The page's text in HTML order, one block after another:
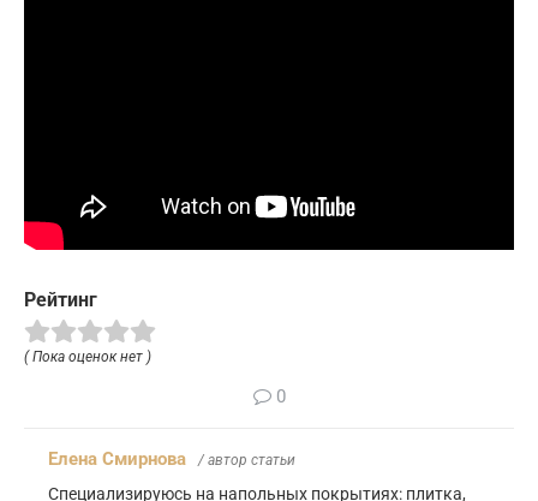
Рейтинг
( Пока оценок нет )
0
Елена Смирнова / автор статьи
Специализируюсь на напольных покрытиях: плитка,